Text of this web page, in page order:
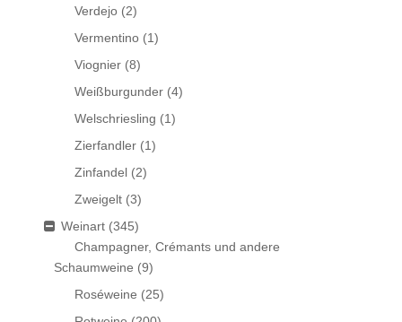
Verdejo (2)
Vermentino (1)
Viognier (8)
Weißburgunder (4)
Welschriesling (1)
Zierfandler (1)
Zinfandel (2)
Zweigelt (3)
Weinart (345)
Champagner, Crémants und andere
Schaumweine (9)
Roséweine (25)